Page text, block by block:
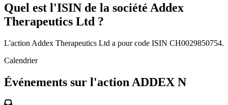
Quel est l'ISIN de la société Addex
Therapeutics Ltd ?
L'action Addex Therapeutics Ltd a pour code ISIN CH0029850754.
Calendrier
Événements sur l'action ADDEX N